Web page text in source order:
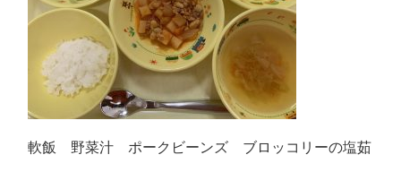
軟飯 野菜汁 ポークビーンズ ブロッコリーの塩茹